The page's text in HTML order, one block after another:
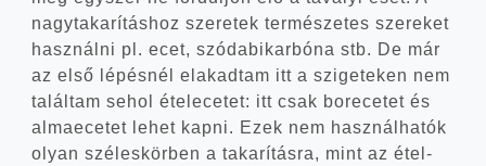
nagy­ta­ka­rí­tás­hoz sze­re­tek ter­mé­sze­tes sze­re­ket
hasz­nál­ni pl. ecet, szó­da­bi­kar­bó­na stb. De már
az első lépés­nél elakad­tam itt a szi­ge­te­ken nem
talál­tam sehol étel­ece­tet: itt csak bor­ece­tet és
alma­ece­tet lehet kap­ni. Ezek nem hasz­nál­ha­tók
olyan szé­les­kör­ben a taka­rí­tás­ra, mint az étel­